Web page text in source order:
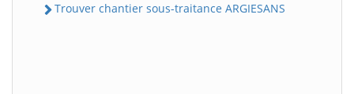
Trouver chantier sous-traitance ARGIESANS